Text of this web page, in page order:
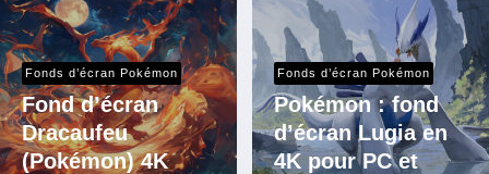
Fonds d’écran Pokémon
Fond d’écran
Dracaufeu
(Pokémon) 4K
Fonds d’écran Pokémon
Pokémon : fond
d’écran Lugia en
4K pour PC et